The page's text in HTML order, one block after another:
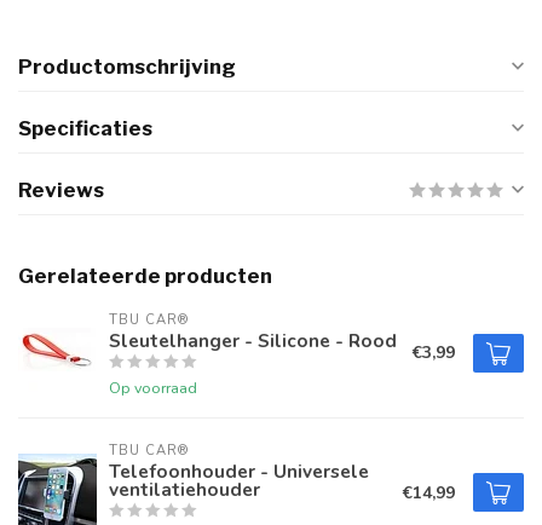
Productomschrijving
Specificaties
Reviews
Gerelateerde producten
TBU CAR®
Sleutelhanger - Silicone - Rood
Op voorraad
€3,99
TBU CAR®
Telefoonhouder - Universele
ventilatiehouder €14,99